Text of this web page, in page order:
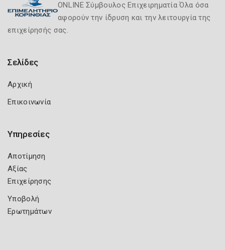
ONLINE Σύμβουλος Επιχειρηματία Όλα όσα
αφορούν την ίδρυση και την λειτουργία της
επιχείρησής σας.
Σελίδες
Αρχική
Επικοινωνία
Υπηρεσίες
Αποτίμηση
Αξίας
Επιχείρησης
Υποβολή
Ερωτημάτων